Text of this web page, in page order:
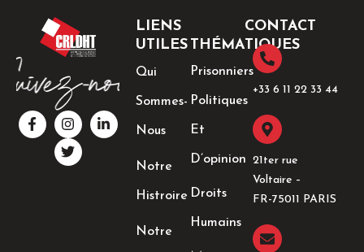
F
a
c
I
n
s
t
a
L
i
n
T
w
i
t
t
LIENS
UTILES
Qui
Sommes-
Nous
Notre
Histroire
Notre
THÉMATIQUES
Prisonniers
Politiques
Et
D’opinion
Droits
Humains
CONTACT
+33 6 11 22 33 44​
21ter rue
Voltaire –
FR-75011 PARIS